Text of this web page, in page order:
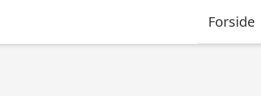
Forside